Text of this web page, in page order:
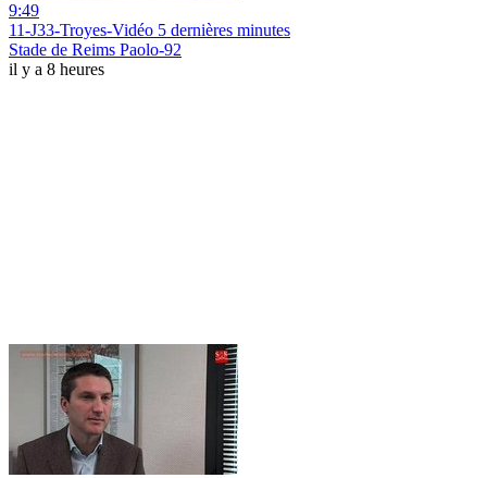
9:49
11-J33-Troyes-Vidéo 5 dernières minutes
Stade de Reims Paolo-92
il y a 8 heures